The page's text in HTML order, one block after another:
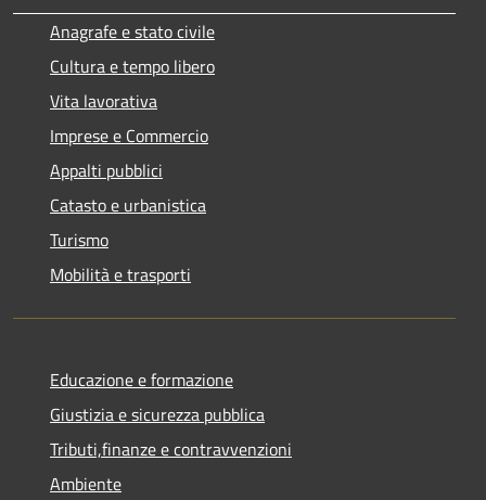
Anagrafe e stato civile
Cultura e tempo libero
Vita lavorativa
Imprese e Commercio
Appalti pubblici
Catasto e urbanistica
Turismo
Mobilità e trasporti
Educazione e formazione
Giustizia e sicurezza pubblica
Tributi,finanze e contravvenzioni
Ambiente